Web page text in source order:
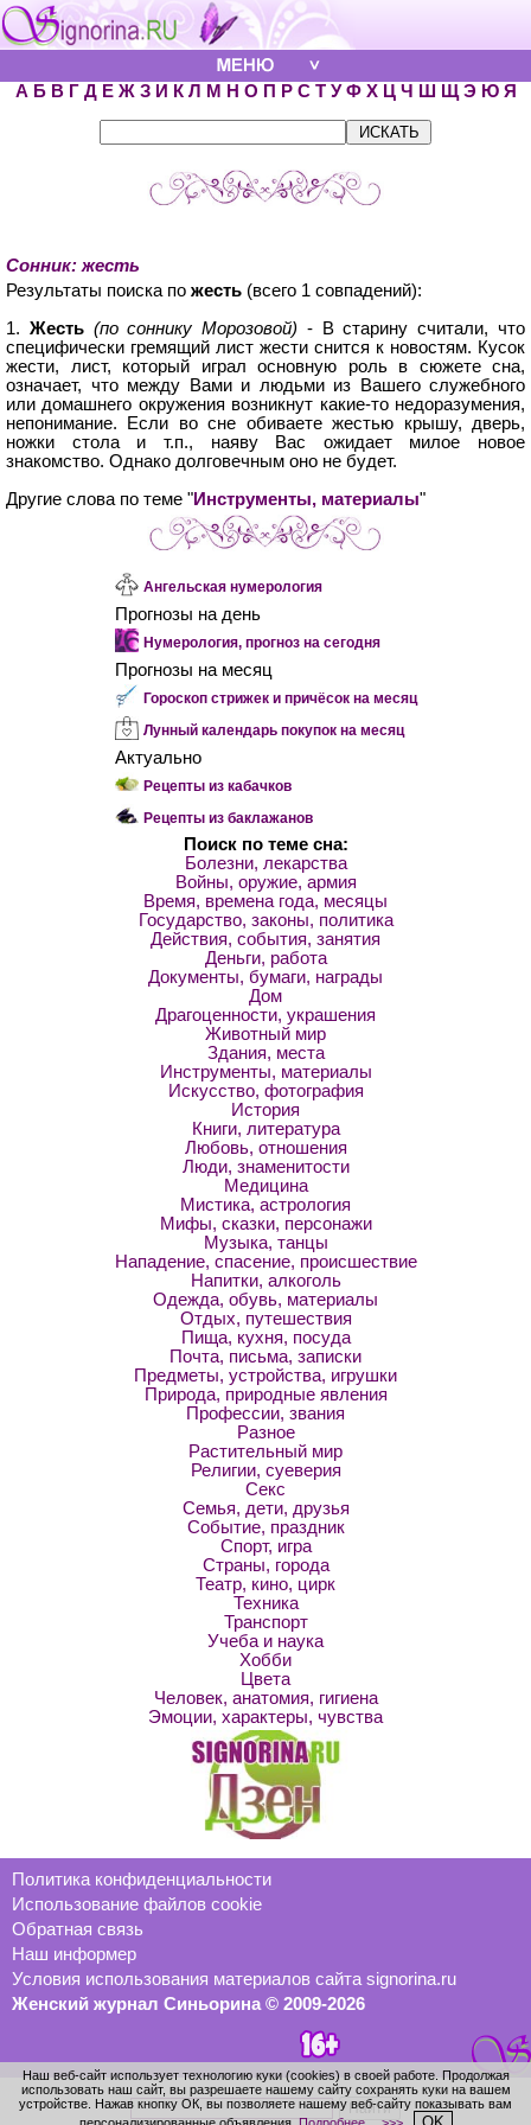
А Б В Г Д Е Ж З И К Л М Н О П Р С Т У Ф Х Ц Ч Ш Щ Э Ю Я
Сонник: жесть
Результаты поиска по жесть (всего 1 совпадений):
1. Жесть (по соннику Морозовой) - В старину считали, что
специфически гремящий лист жести снится к новостям. Кусок
жести, лист, который играл основную роль в сюжете сна,
означает, что между Вами и людьми из Вашего служебного
или домашнего окружения возникнут какие-то недоразумения,
непонимание. Если во сне обиваете жестью крышу, дверь,
ножки стола и т.п., наяву Вас ожидает милое новое
знакомство. Однако долговечным оно не будет.
Другие слова по теме "Инструменты, материалы"
Ангельская нумерология
Прогнозы на день
Нумерология, прогноз на сегодня
Прогнозы на месяц
Гороскоп стрижек и причёсок на месяц
Лунный календарь покупок на месяц
Актуально
Рецепты из кабачков
Рецепты из баклажанов
Поиск по теме сна:
Болезни, лекарства
Войны, оружие, армия
Время, времена года, месяцы
Государство, законы, политика
Действия, события, занятия
Деньги, работа
Документы, бумаги, награды
Дом
Драгоценности, украшения
Животный мир
Здания, места
Инструменты, материалы
Искусство, фотография
История
Книги, литература
Любовь, отношения
Люди, знаменитости
Медицина
Мистика, астрология
Мифы, сказки, персонажи
Музыка, танцы
Нападение, спасение, происшествие
Напитки, алкоголь
Одежда, обувь, материалы
Отдых, путешествия
Пища, кухня, посуда
Почта, письма, записки
Предметы, устройства, игрушки
Природа, природные явления
Профессии, звания
Разное
Растительный мир
Религии, суеверия
Секс
Семья, дети, друзья
Событие, праздник
Спорт, игра
Страны, города
Театр, кино, цирк
Техника
Транспорт
Учеба и наука
Хобби
Цвета
Человек, анатомия, гигиена
Эмоции, характеры, чувства
Политика конфиденциальности
Использование файлов cookie
Обратная связь
Наш информер
Условия использования материалов сайта signorina.ru
Женский журнал Синьорина © 2009-2026
Наш веб-сайт использует технологию куки (cookies) в своей работе. Продолжая
использовать наш сайт, вы разрешаете нашему сайту сохранять куки на вашем
устройстве. Нажав кнопку ОК, вы позволяете нашему веб-сайту показывать вам